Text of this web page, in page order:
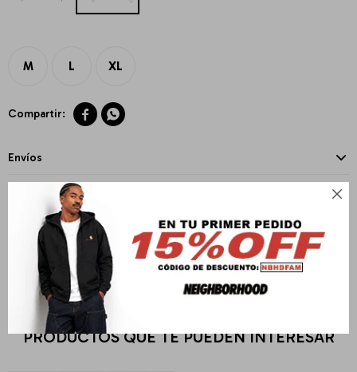

M L XL
 
Envíos
Cambios y Devoluciones
Medios de pago
PRODUCTOS QUE TE PUEDEN INTERESAR